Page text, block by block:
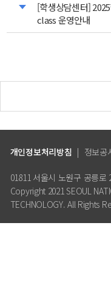
[학생상담센터]
class 운영안내
개인정보처리방침 | 정보공
01811 서울시 노원구 공릉로
Copyright 2021 SEOUL
TECHNOLOGY. All Rights